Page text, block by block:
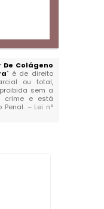
Colágeno
" é de direito
ou total,
sem a
crime e está
Penal. – Lei n°